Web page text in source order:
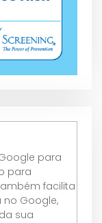
para
para
facilita
no Google,
sua